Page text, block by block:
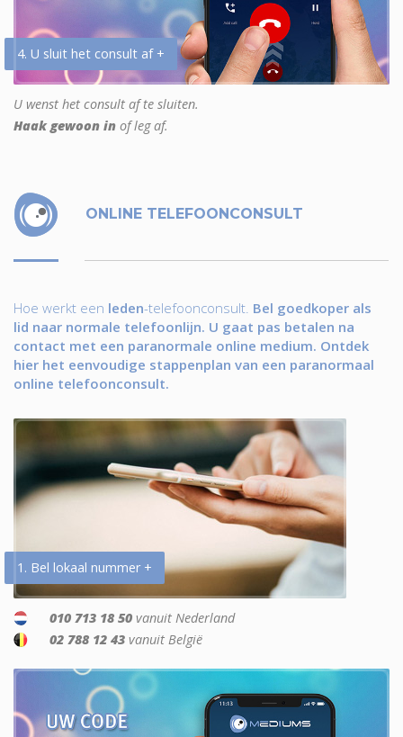
4. U sluit het consult af +
U wenst het consult af te sluiten.
Haak gewoon in of leg af.
ONLINE TELEFOONCONSULT
Hoe werkt een leden-telefoonconsult. Bel goedkoper als
lid naar normale telefoonlijn. U gaat pas betalen na
contact met een paranormale online medium. Ontdek
hier het eenvoudige stappenplan van een paranormaal
online telefoonconsult.
1. Bel lokaal nummer +
010 713 18 50 vanuit Nederland
02 788 12 43 vanuit België